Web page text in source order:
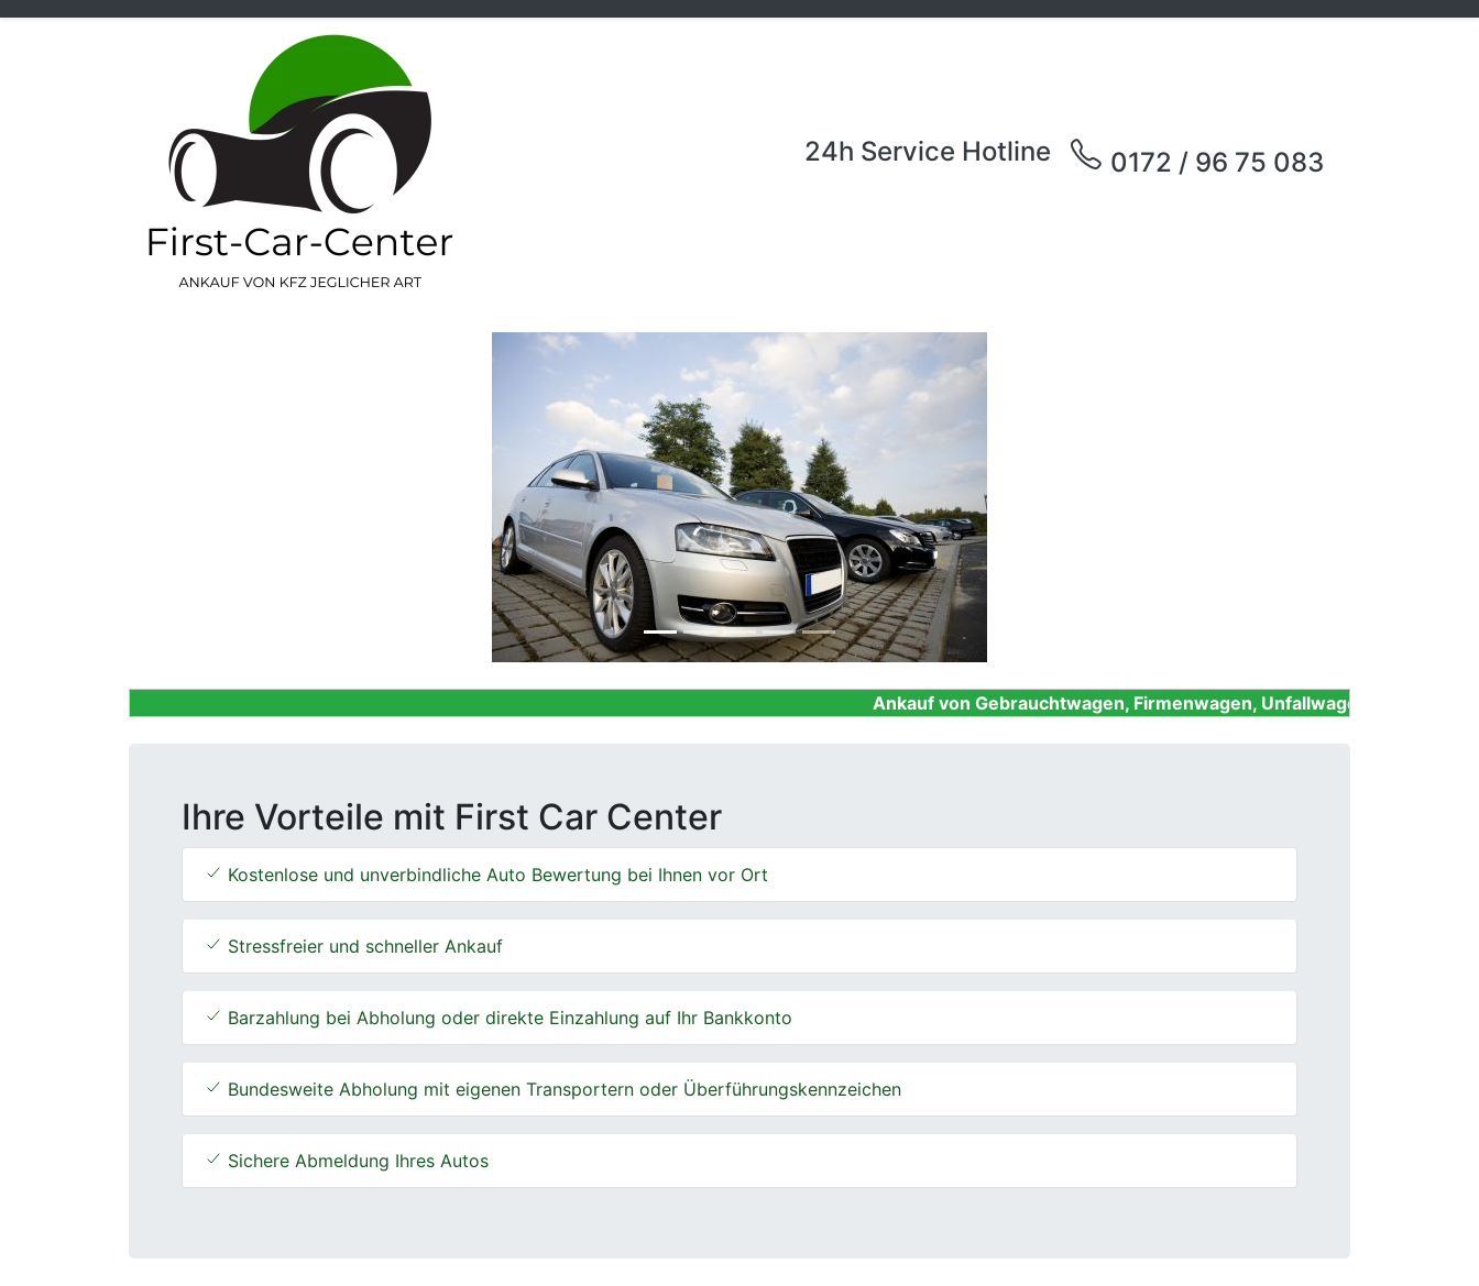
24h Service Hotline 0172 / 96 75 083
Ankauf von Gebrauchtwagen, Firmenwagen, Unfallwagen, Nutzfahrzeuge
Ihre Vorteile mit First Car Center
Kostenlose und unverbindliche Auto Bewertung bei Ihnen vor Ort
Stressfreier und schneller Ankauf
Barzahlung bei Abholung oder direkte Einzahlung auf Ihr Bankkonto
Bundesweite Abholung mit eigenen Transportern oder Überführungskennzeichen
Sichere Abmeldung Ihres Autos